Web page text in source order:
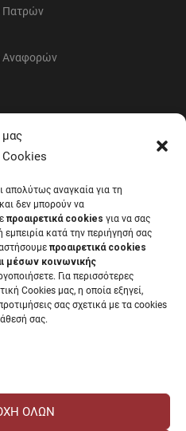
μας
Cookies
απολύτως αναγκαία για τη
δεν μπορούν να
προαιρετικά cookies για να σας
κατά την περιήγησή σας
προαιρετικά cookies
μέσων κοινωνικής
Για περισσότερες
Cookies μας, η οποία εξηγεί,
σας σχετικά με τα cookies
σας.
ΌΛΩΝ
Πατρών
Αναφορών